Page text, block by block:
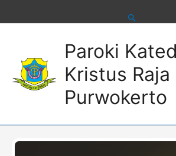
Paroki
Kristus Raja
Purwokerto